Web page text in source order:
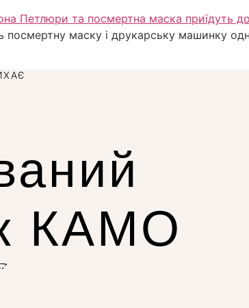
маску і друкарську машинку
КАМО